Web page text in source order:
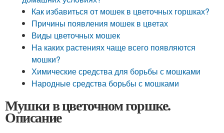
Как избавиться от мошек в цветочных горшках?
Причины появления мошек в цветах
Виды цветочных мошек
На каких растениях чаще всего появляются
мошки?
Химические средства для борьбы с мошками
Народные средства борьбы с мошками
Мушки в цветочном горшке.
Описание